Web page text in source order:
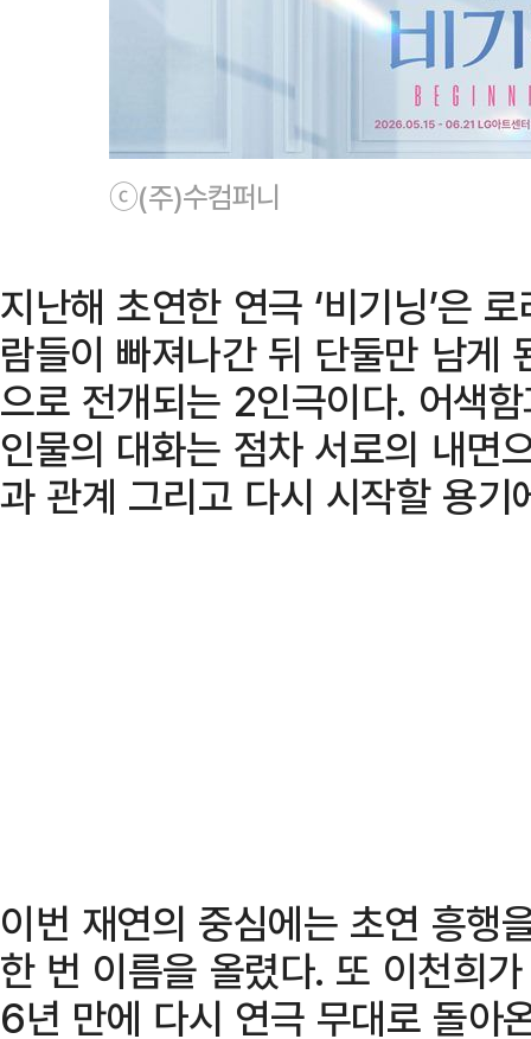
ⓒ(주)수컴퍼니
지난해 초연한 연극 ‘비기닝’은
람들이 빠져나간 뒤 단둘만 남게
으로 전개되는 2인극이다. 어색
인물의 대화는 점차 서로의 내면
과 관계 그리고 다시 시작할 용기
이번 재연의 중심에는 초연 흥행
한 번 이름을 올렸다. 또 이천희
6년 만에 다시 연극 무대로 돌아